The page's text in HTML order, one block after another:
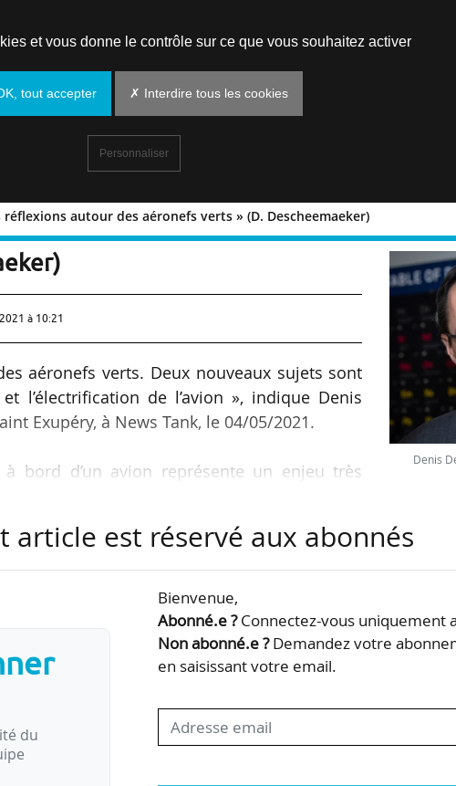
réflexions autour des aéronefs verts » (D. Descheemaeker)
les réflexions autour des
à 10:21
aéronefs verts. Deux nouveaux sujets sont
l’électrification de l’avion », indique Denis
Exupéry, à News Tank, le 04/05/2021.
à bord d’un avion représente un enjeu très
des matériaux, sur les aspects
liquide, etc. », indique le directeur
où nous avons de l’hydrogène à bord d’un
transformer cet hydrogène…
Denis
article est réservé aux abonnés
du
Bienvenue,
Abonné.e ?Connectez-vous uniquement
Non abonné.e ?Demandez votre
en saisissant votre email.
et vous donne le contrôle sur ce que vous souhaitez activer
tout accepter ✗ Interdire tous les cookies
Personnaliser